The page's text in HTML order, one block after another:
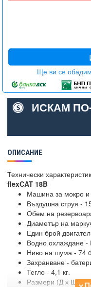
Ще ви се
ИСКАМ
ОПИСАНИЕ
Технически
flexCAT 18B
Машина за мокро и
Въздушна струя -
Обем на
Диаметър на
Един брой
Водно охлаждане -
Ниво на шума - 74
Захранване -
Тегло - 4,1 кг.
Размери (Д х Ш х